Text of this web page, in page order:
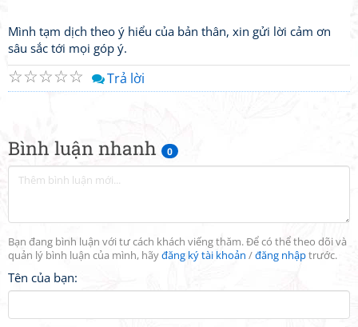
Bình luận nhanh 0
Bạn đang bình luận với tư cách khách viếng thăm. Để có thể theo dõi và
quản lý bình luận của mình, hãyđăng ký tài khoản /đăng nhậptrước.
Tên của bạn:
Mình tạm dịch theo ý hiểu của bản thân, xin gửi lời cảm ơn
sâu sắc tới mọi góp ý.
☆
☆
☆
☆
☆ Trả lời